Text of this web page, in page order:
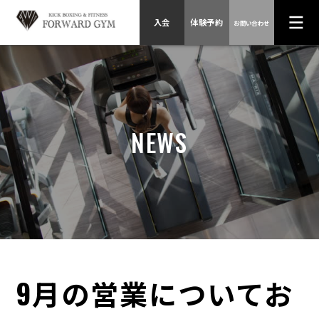
入会 体験予約 お問い合わせ
HOME
スケジュール、
プログラム
料金、入会方法
トレーナー紹介
店舗情報
お問い合わせ
NEWS
9月の営業についてお